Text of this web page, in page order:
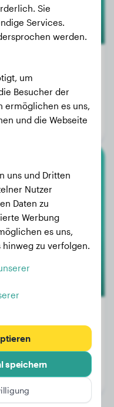
23 kg
2 Jahre, 6 Monate
Rüde
1
2 Jahre, 6 Monate
Hündinn
Sie
Services.
werden.
um
Besucher der
ermöglichen es uns,
und die Webseite
uns und Dritten
Nutzer
Daten zu
Werbung
es uns,
zu verfolgen.
speichern